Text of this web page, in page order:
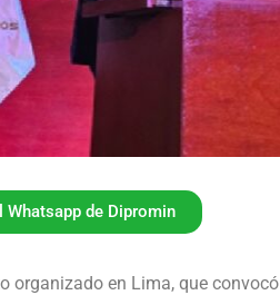
Whatsapp de Dipromin
organizado en Lima, que